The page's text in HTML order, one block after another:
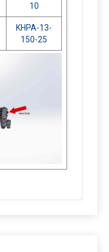
10
KHPA-13-
150-25